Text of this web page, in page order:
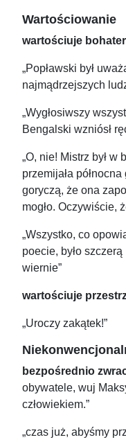
Wartościowanie
wartościuje
„Popławski był
najmądrzejszych
„Wygłosiwszy
Bengalski wzniósł
„O, nie! Mistrz był w
przemijała
goryczą, że ona
mogło. Oczywiście,
„Wszystko, co
poecie, było
wiernie”
wartościuje
„Uroczy zakątek!”
bezpośrednio
obywatele, wuj
człowiekiem.”
„czas już, abyśmy